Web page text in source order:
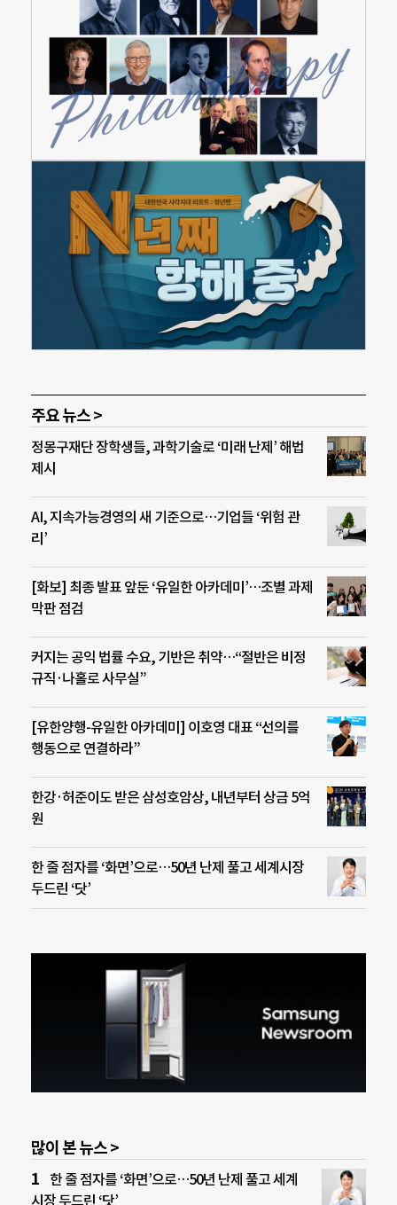
주요 뉴스 >
정몽구재단 장학생들, 과학기술로 ‘미래 난제’ 해법
제시
AI, 지속가능경영의 새 기준으로…기업들 ‘위험 관
리’
[화보] 최종 발표 앞둔 ‘유일한 아카데미’…조별 과제
막판 점검
커지는 공익 법률 수요, 기반은 취약…“절반은 비정
규직·나홀로 사무실”
[유한양행-유일한 아카데미] 이호영 대표 “선의를
행동으로 연결하라”
한강·허준이도 받은 삼성호암상, 내년부터 상금 5억
원
한 줄 점자를 ‘화면’으로…50년 난제 풀고 세계시장
두드린 ‘닷’
많이 본 뉴스 >
한 줄 점자를 ‘화면’으로…50년 난제 풀고 세계
시장 두드린 ‘닷’